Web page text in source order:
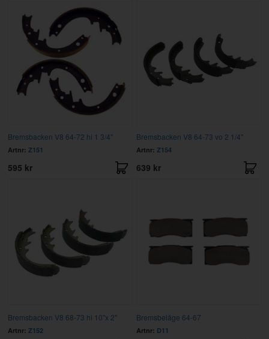
Bremsbacken V8 64-72 hi 1 3/4"
Artnr: Z151
595 kr
Bremsbacken V8 64-73 vo 2 1/4"
Artnr: Z154
639 kr
Bremsbacken V8 68-73 hi 10"x 2"
Artnr: Z152
Bremsbeläge 64-67
Artnr: D11